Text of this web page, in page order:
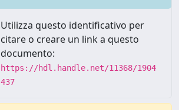
Utilizza questo identificativo per
citare o creare un link a questo
documento:
https://hdl.handle.net/11368/1904
437